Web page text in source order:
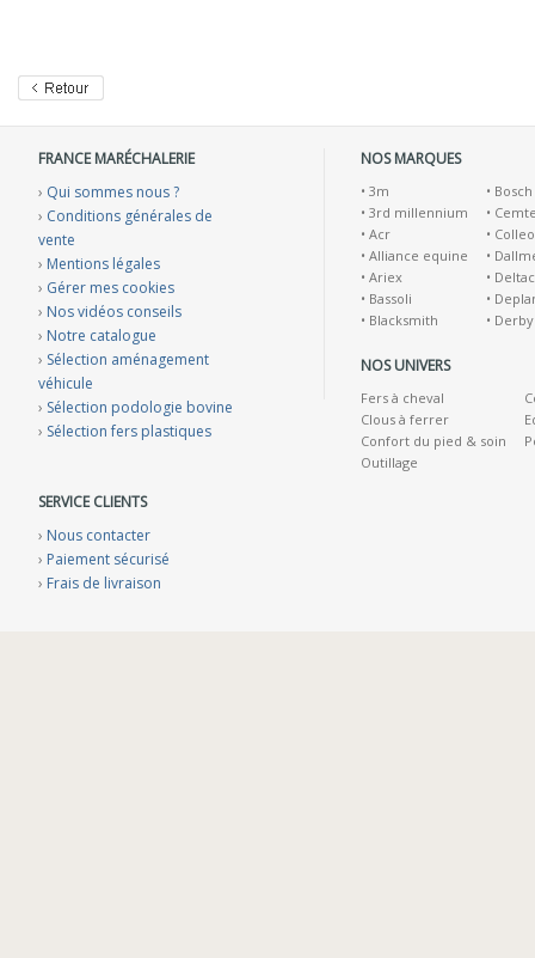
FRANCE MARÉCHALERIE
› Qui sommes nous ?
› Conditions générales de
vente
› Mentions légales
› Gérer mes cookies
› Nos vidéos conseils
› Notre catalogue
› Sélection aménagement
véhicule
› Sélection podologie bovine
› Sélection fers plastiques
SERVICE CLIENTS
› Nous contacter
› Paiement sécurisé
› Frais de livraison
NOS MARQUES
• 3m
• 3rd millennium
• Acr
• Alliance equine
• Ariex
• Bassoli
• Blacksmith
• Bosch
•
•
•
•
•
• Derby
NOS UNIVERS
Fers à cheval
Clous à ferrer
Confort du pied & soin
Outillage